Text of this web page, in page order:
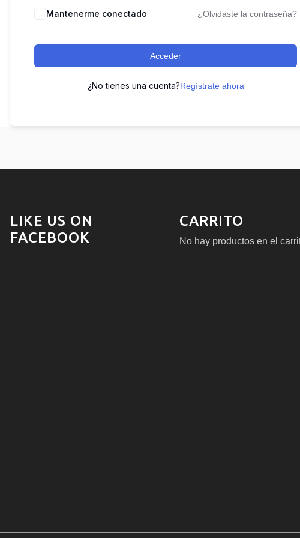
Mantenerme conectado ¿Olvidaste la contraseña?
Acceder
¿No tienes una cuenta?Regístrate ahora
LIKE US ON
FACEBOOK
CARRITO
No hay productos en el